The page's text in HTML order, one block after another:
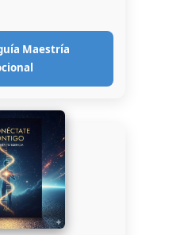
Maestría